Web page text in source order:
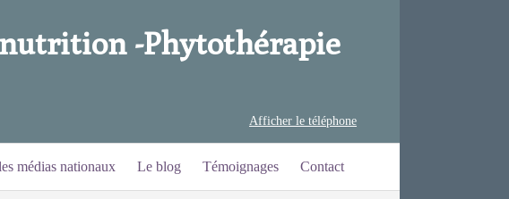
-Phytothérapie
Afficher le téléphone
médias nationaux Le blog Témoignages Contact